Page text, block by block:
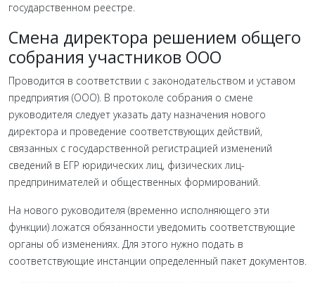
государственном реестре.
Смена директора решением общего
собрания участников ООО
Проводится в соответствии с законодательством и уставом
предприятия (ООО). В протоколе собрания о смене
руководителя следует указать дату назначения нового
директора и проведение соответствующих действий,
связанных с государственной регистрацией изменений
сведений в ЕГР юридических лиц, физических лиц-
предпринимателей и общественных формирований.
На нового руководителя (временно исполняющего эти
функции) ложатся обязанности уведомить соответствующие
органы об изменениях. Для этого нужно подать в
соответствующие инстанции определенный пакет документов.